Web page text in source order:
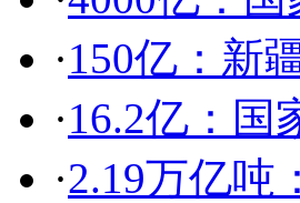
·150亿：新
·16.2亿：国
·2.19万亿吨